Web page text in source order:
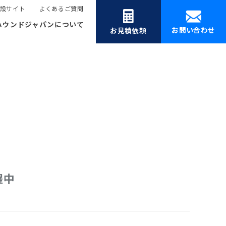
サイト よくあるご質問
ウンドジャパンについて
お見積依頼 お問い合わせ